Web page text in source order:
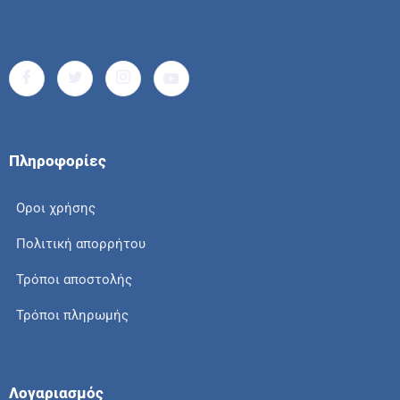
Πληροφορίες
Οροι χρήσης
Πολιτική απορρήτου
Τρόποι αποστολής
Τρόποι πληρωμής
Λογαριασμός